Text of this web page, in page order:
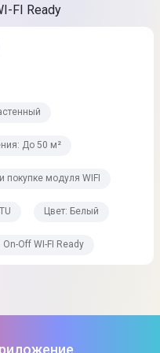
воздуха
FI Ready
До 50 м²
покупке модуля WIFI
Цвет: Белый
Off WI-FI Ready